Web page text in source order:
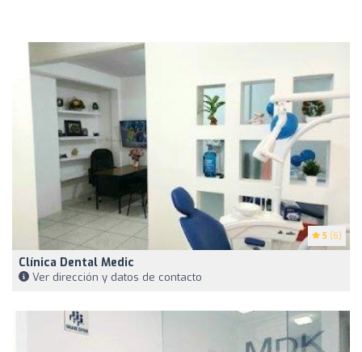
5 (6)
Clínica Dental Medic
Ver dirección y datos de contacto